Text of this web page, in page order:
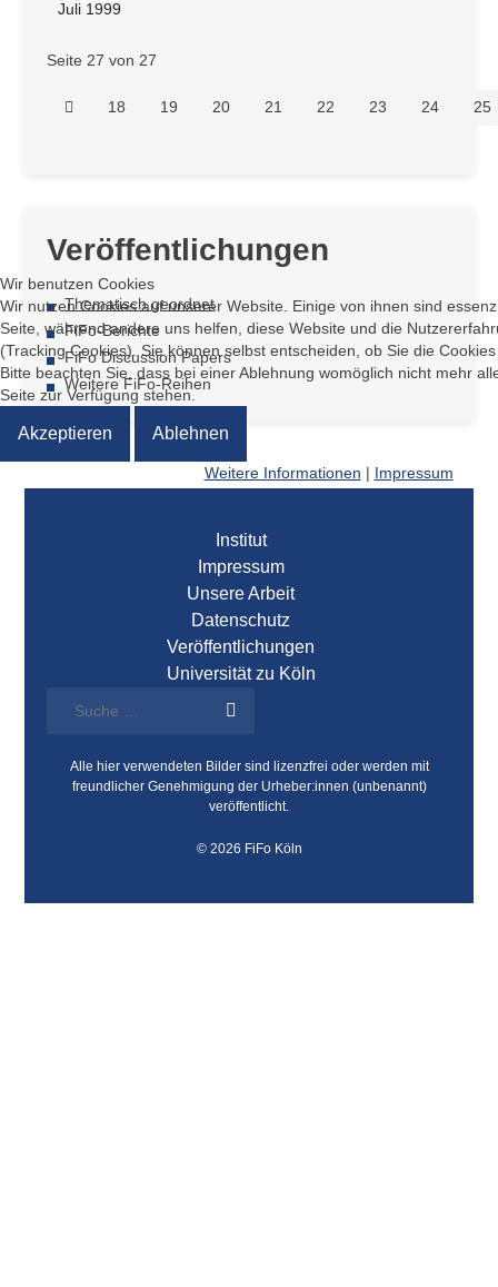
Juli 1999
Seite 27 von 27
18 19 20 21 22 23 24 25
Veröffentlichungen
Thematisch geordnet
FiFo-Berichte
FiFo Discussion Papers
Weitere FiFo-Reihen
Institut
Impressum
Unsere Arbeit
Datenschutz
Veröffentlichungen
Universität zu Köln
Alle hier verwendeten Bilder sind lizenzfrei oder werden mit
freundlicher Genehmigung der Urheber:innen (unbenannt)
veröffentlicht.
© 2026 FiFo Köln
Wir benutzen Cookies
Wir nutzen Cookies auf unserer Website. Einige von ihnen sind
Seite, während andere uns helfen, diese Website und die
(Tracking Cookies). Sie können selbst entscheiden, ob Sie die
Bitte beachten Sie, dass bei einer Ablehnung womöglich nicht mehr
Seite zur Verfügung stehen.
Akzeptieren Ablehnen
Weitere Informationen | Impressum